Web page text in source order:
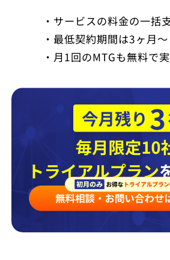
・サービスの料金の一括
・最低契約期間は3ヶ月～
・月1回のMTGも無料で